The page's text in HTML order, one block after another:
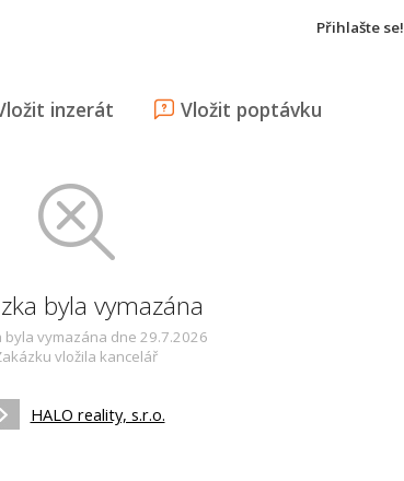
Přihlašte se!
inzerát Vložit poptávku
byla vymazána
byla vymazána dne 29.7.2026
vložila kancelář
HALO reality, s.r.o.